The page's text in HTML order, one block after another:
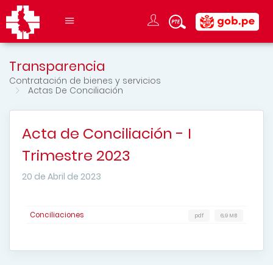
Transparencia
Contratación de bienes y servicios
Actas De Conciliación
Acta de Conciliación - I
Trimestre 2023
20 de Abril de 2023
Conciliaciones 6,9 MB
pdf